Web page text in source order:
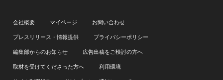
会社概要 マイページ
お問い合わせ
プレスリリース・情報提供
プライバシーポリシー
編集部からのお知らせ
広告出稿をご検討の方へ
取材を受けてくださった方へ
利用環境